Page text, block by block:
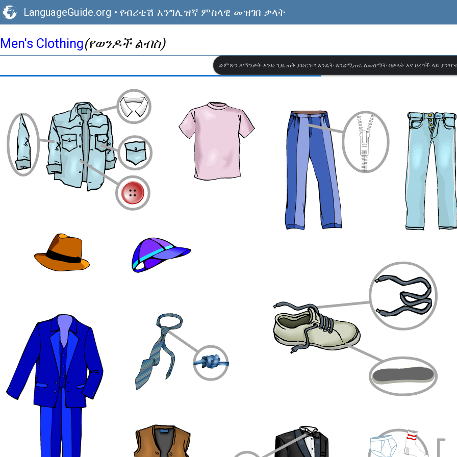
LanguageGuide.org • የብሪቲሽ እንግሊዝኛ ምስላዊ መዝገበ ቃላት
Men's Clothing(የወንዶች ልብስ)
ድምጽን ለማንቃት አንድ ጊዜ ጠቅ ያድርጉ። እንዴት እንደሚጠሩ ለመስማት በቃላት እና ሀረጎች ላይ